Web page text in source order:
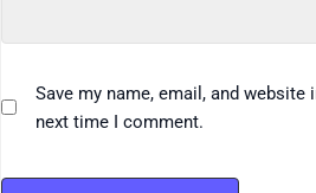
Save my name, email, and
next time I comment.